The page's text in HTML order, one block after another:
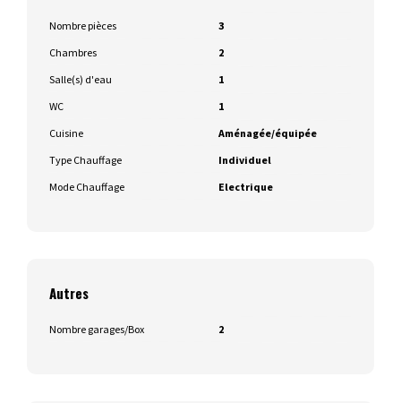
Nombre pièces
3
Chambres
2
Salle(s) d'eau
1
WC
1
Cuisine
Aménagée/équipée
Type Chauffage
Individuel
Mode Chauffage
Electrique
Autres
Nombre garages/Box 2